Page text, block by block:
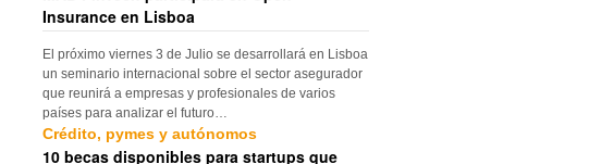
Insurance en Lisboa
El próximo viernes 3 de Julio se desarrollará en Lisboa
un seminario internacional sobre el sector asegurador
que reunirá a empresas y profesionales de varios
países para analizar el futuro…
Crédito, pymes y autónomos
10 becas disponibles para startups que